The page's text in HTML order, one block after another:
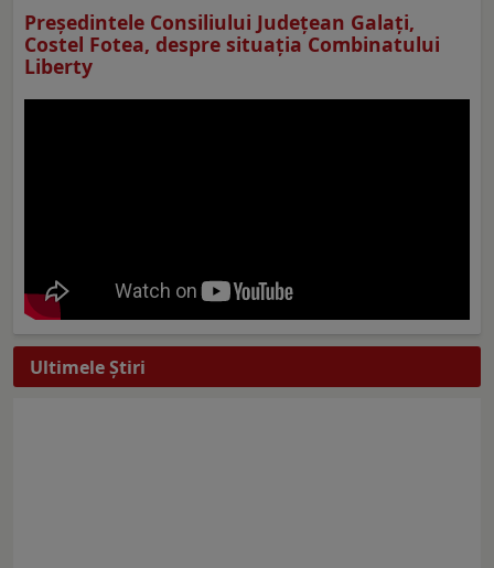
Preşedintele Consiliului Judeţean Galaţi,
Costel Fotea, despre situaţia Combinatului
Liberty
Ultimele Ştiri